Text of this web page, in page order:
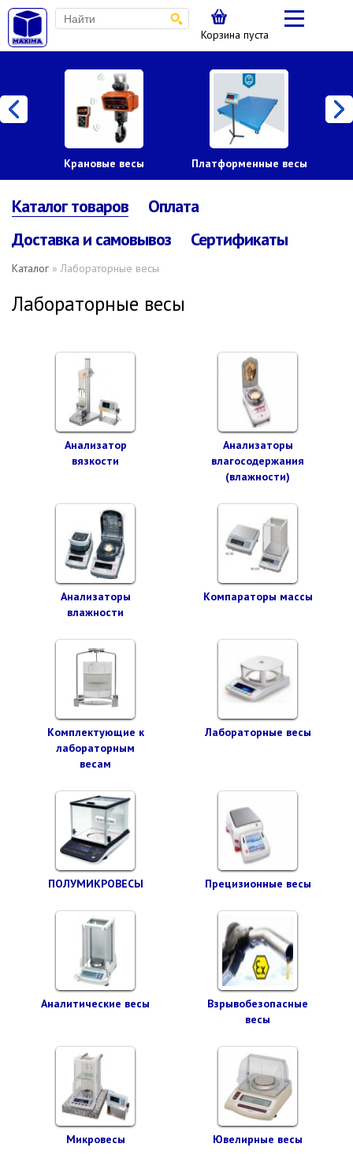
Корзина пуста
Крановые весы Платформенные весы
Каталог товаров
Оплата
Доставка и самовывоз
Сертификаты
Каталог » Лабораторные весы
Лабораторные весы
Анализатор
вязкости
Анализаторы
влагосодержания
(влажности)
Анализаторы
влажности
Компараторы массы
Комплектующие к
лабораторным
весам
Лабораторные весы
ПОЛУМИКРОВЕСЫ Прецизионные весы
Аналитические весы
Взрывобезопасные
весы
Микровесы Ювелирные весы